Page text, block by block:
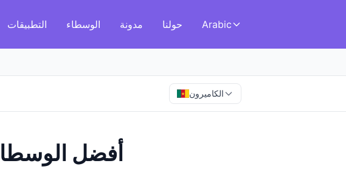
التطبيقات الوسطاء مدونة حولنا Arabic
الكاميرون
أفضل